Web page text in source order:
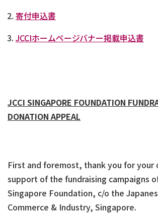
寄付申込書
JCCIホームページバナー掲載申込書
JCCI SINGAPORE FOUNDATION
DONATION APPEAL
First and foremost, thank you for your
support of the fundraising campaigns
Singapore Foundation, c/o the
Commerce & Industry, Singapore.